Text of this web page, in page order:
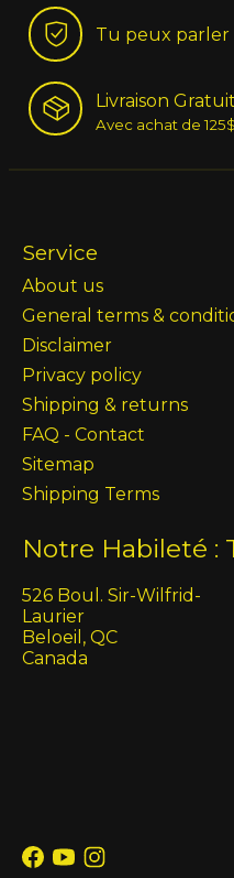
Tu peux parler
Livraison
Avec achat de
Service
About us
General terms &
Disclaimer
Privacy policy
Shipping & returns
FAQ - Contact
Sitemap
Shipping Terms
Notre Habileté :
526 Boul. Sir-Wilfrid-
Laurier
Beloeil, QC
Canada